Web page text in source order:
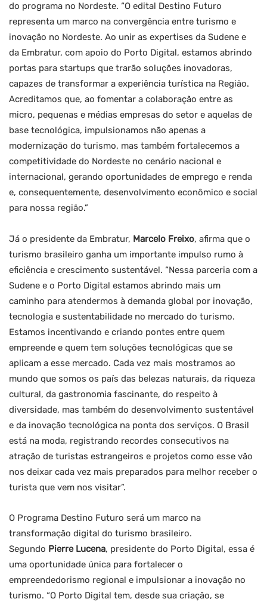
do programa no Nordeste. “O edital Destino Futuro
representa um marco na convergência entre turismo e
inovação no Nordeste. Ao unir as expertises da Sudene e
da Embratur, com apoio do Porto Digital, estamos abrindo
portas para startups que trarão soluções inovadoras,
capazes de transformar a experiência turística na Região.
Acreditamos que, ao fomentar a colaboração entre as
micro, pequenas e médias empresas do setor e aquelas de
base tecnológica, impulsionamos não apenas a
modernização do turismo, mas também fortalecemos a
competitividade do Nordeste no cenário nacional e
internacional, gerando oportunidades de emprego e renda
e, consequentemente, desenvolvimento econômico e social
para nossa região.”
Já o presidente da Embratur, Marcelo Freixo, afirma que o
turismo brasileiro ganha um importante impulso rumo à
eficiência e crescimento sustentável. “Nessa parceria com a
Sudene e o Porto Digital estamos abrindo mais um
caminho para atendermos à demanda global por inovação,
tecnologia e sustentabilidade no mercado do turismo.
Estamos incentivando e criando pontes entre quem
empreende e quem tem soluções tecnológicas que se
aplicam a esse mercado. Cada vez mais mostramos ao
mundo que somos os país das belezas naturais, da riqueza
cultural, da gastronomia fascinante, do respeito à
diversidade, mas também do desenvolvimento sustentável
e da inovação tecnológica na ponta dos serviços. O Brasil
está na moda, registrando recordes consecutivos na
atração de turistas estrangeiros e projetos como esse vão
nos deixar cada vez mais preparados para melhor receber o
turista que vem nos visitar”.
O Programa Destino Futuro será um marco na
transformação digital do turismo brasileiro.
Segundo Pierre Lucena, presidente do Porto Digital, essa é
uma oportunidade única para fortalecer o
empreendedorismo regional e impulsionar a inovação no
turismo. “O Porto Digital tem, desde sua criação, se